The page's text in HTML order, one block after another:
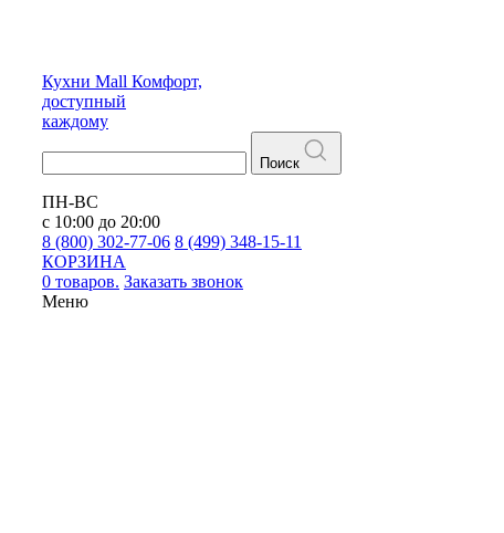
Кухни Mall Комфорт,
доступный
каждому
Поиск
ПН-ВС
с 10:00 до 20:00
8 (800) 302-77-06 8 (499) 348-15-11
КОРЗИНА
0 товаров. Заказать звонок
Меню